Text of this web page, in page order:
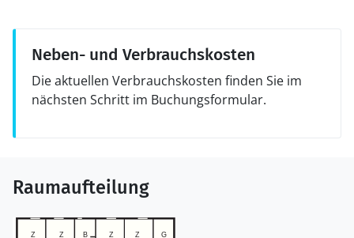
Neben- und Verbrauchskosten
Die aktuellen Verbrauchskosten finden Sie im
nächsten Schritt im Buchungsformular.
Raumaufteilung